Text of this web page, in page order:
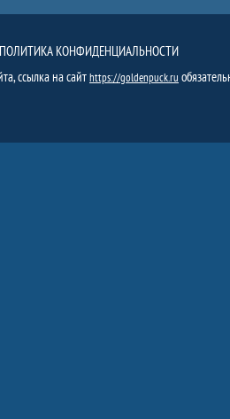
ПОЛИТИКА КОНФИДЕНЦИАЛЬНОСТИ
ссылка на сайтhttps://goldenpuck.ru